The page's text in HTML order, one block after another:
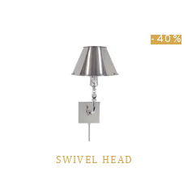
-40%
SWIVEL HEAD